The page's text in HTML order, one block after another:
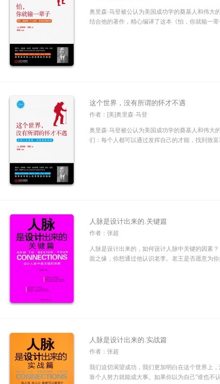
奥里森·马登被公认为美国成功学的奠基人和伟大
结合他的著作，精心编译了这本《怕，你就输一
这个世界，没有所谓的怀才不遇
作者：[美]奥里森·马登
奥里森·马登被公认为美国成功学的奠基人和伟大
们：每个人都可以通过发挥自己的才能，找到致
人脉是设计出来的.关键篇
作者：张超
人脉是设计出来的，如何设计人脉中关键的因素
面之缘，你想通过他认识老李。老王是否愿意为
人脉是设计出来的.实战篇
作者：张超
我们迫切渴望成功，我们更加明白在这个世界上
靠个人努力就能成大事。如果你以为自己“谁也不